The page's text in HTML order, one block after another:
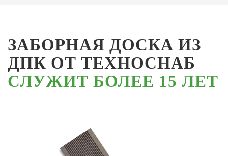
ЗАБОРНАЯ ДОСКА ИЗ
ДПК ОТ ТЕХНОСНАБ
СЛУЖИТ БОЛЕЕ 15 ЛЕТ